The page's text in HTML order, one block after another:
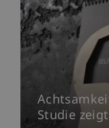
Studie